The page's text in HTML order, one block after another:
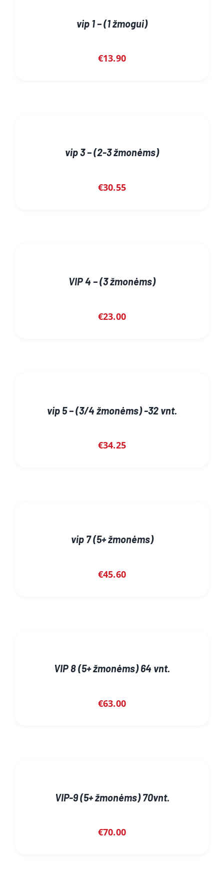
vip 1 – (1 žmogui)
€13.90
vip 3 – (2-3 žmonėms)
€30.55
VIP 4 – (3 žmonėms)
€23.00
vip 5 – (3/4 žmonėms) -32 vnt.
€34.25
vip 7 (5+ žmonėms)
€45.60
VIP 8 (5+ žmonėms) 64 vnt.
€63.00
VIP-9 (5+ žmonėms) 70vnt.
€70.00